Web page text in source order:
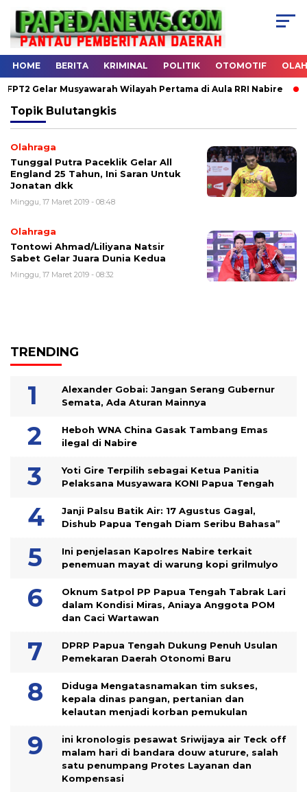
HOME BERITA KRIMINAL POLITIK OTOMOTIF
Gelar Musyawarah Wilayah Pertama di Aula RRI Nabire
Topik Bulutangkis
Olahraga
Tunggal Putra Paceklik Gelar All
England 25 Tahun, Ini Saran Untuk
Jonatan dkk
Minggu, 17 Maret 2019 - 08:48
Olahraga
Tontowi Ahmad/Liliyana Natsir
Sabet Gelar Juara Dunia Kedua
Minggu, 17 Maret 2019 - 08:32
TRENDING
Alexander Gobai: Jangan Serang Gubernur
Semata, Ada Aturan Mainnya
Heboh WNA China Gasak Tambang Emas
ilegal di Nabire
Yoti Gire Terpilih sebagai Ketua Panitia
Pelaksana Musyawara KONI Papua Tengah
Janji Palsu Batik Air: 17 Agustus Gagal,
Dishub Papua Tengah Diam Seribu Bahasa”
Ini penjelasan Kapolres Nabire terkait
penemuan mayat di warung kopi grilmulyo
Oknum Satpol PP Papua Tengah Tabrak Lari
dalam Kondisi Miras, Aniaya Anggota POM
dan Caci Wartawan
DPRP Papua Tengah Dukung Penuh Usulan
Pemekaran Daerah Otonomi Baru
Diduga Mengatasnamakan tim sukses,
kepala dinas pangan, pertanian dan
kelautan menjadi korban pemukulan
ini kronologis pesawat Sriwijaya air Teck off
malam hari di bandara douw aturure, salah
satu penumpang Protes Layanan dan
Kompensasi